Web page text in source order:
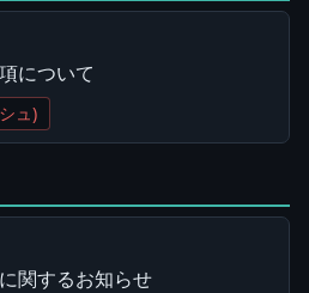
について
ュ)
関するお知らせ